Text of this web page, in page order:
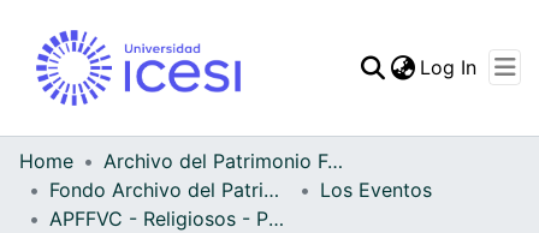
Statistics
Log In
Home
Archivo del Patrimonio Fotográfico y Fílmico del Valle del Cauca
Fondo Archivo del Patrimonio Fotográfico y Fílmico del Valle del Cauca
Los Eventos
APFFVC - Religiosos - Patrimonial